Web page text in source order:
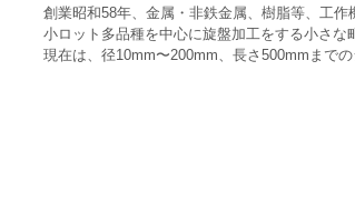
創業昭和58年、金属・非鉄金属、樹脂等、工作
小ロット多品種を中心に旋盤加工をする小さな
現在は、径10mm〜200mm、長さ500mmまで